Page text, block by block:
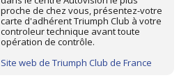
proche de chez vous, présentez-votre
carte d'adhérent Triumph Club à votre
controleur technique avant toute
opération de contrôle.
Site web de Triumph Club de France